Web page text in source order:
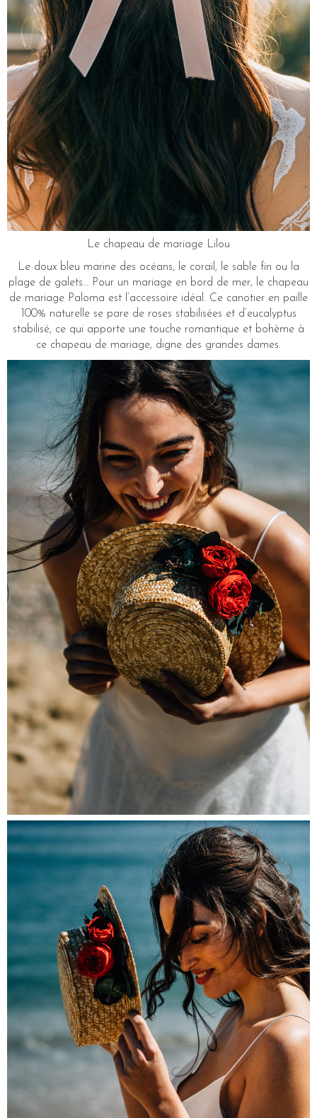
Le chapeau de mariage Lilou
Le doux bleu marine des océans, le corail, le sable fin ou la
plage de galets… Pour un mariage en bord de mer, le chapeau
de mariage Paloma est l’accessoire idéal. Ce canotier en paille
100% naturelle se pare de roses stabilisées et d’eucalyptus
stabilisé, ce qui apporte une touche romantique et bohème à
ce chapeau de mariage, digne des grandes dames.